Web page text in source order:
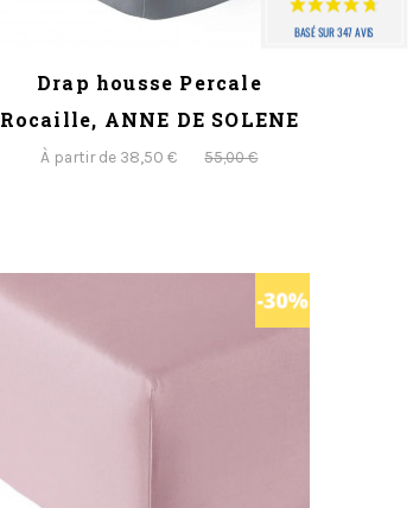
Drap housse Percale
Rocaille, ANNE DE SOLENE
À partir de 38,50 € 55,00 €
BASÉ SUR 347 AVIS